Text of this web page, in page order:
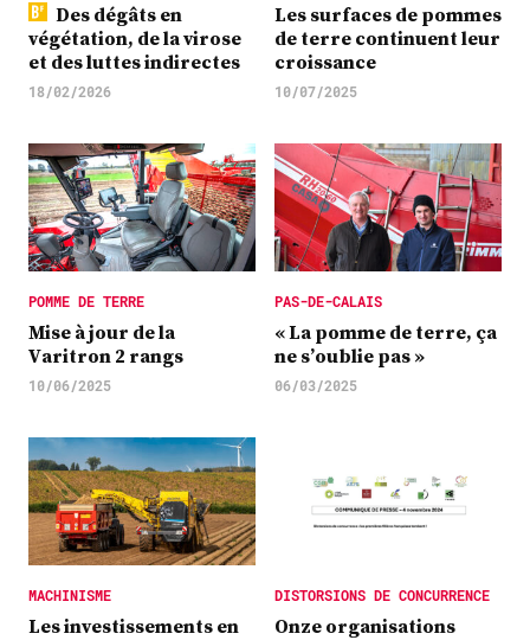
Des dégâts en
végétation, de la virose
et des luttes indirectes
18/02/2026
Les surfaces de pommes
de terre continuent leur
croissance
10/07/2025
POMME DE TERRE
Mise à jour de la
Varitron 2 rangs
10/06/2025
PAS-DE-CALAIS
« La pomme de terre, ça
ne s’oublie pas »
06/03/2025
MACHINISME
Les investissements en
DISTORSIONS DE CONCURRENCE
Onze organisations